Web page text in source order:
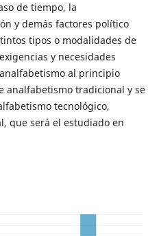
de tiempo, la
y demás factores político
tipos o modalidades de
y necesidades
al principio
analfabetismo tradicional y se
tecnológico,
que será el estudiado en